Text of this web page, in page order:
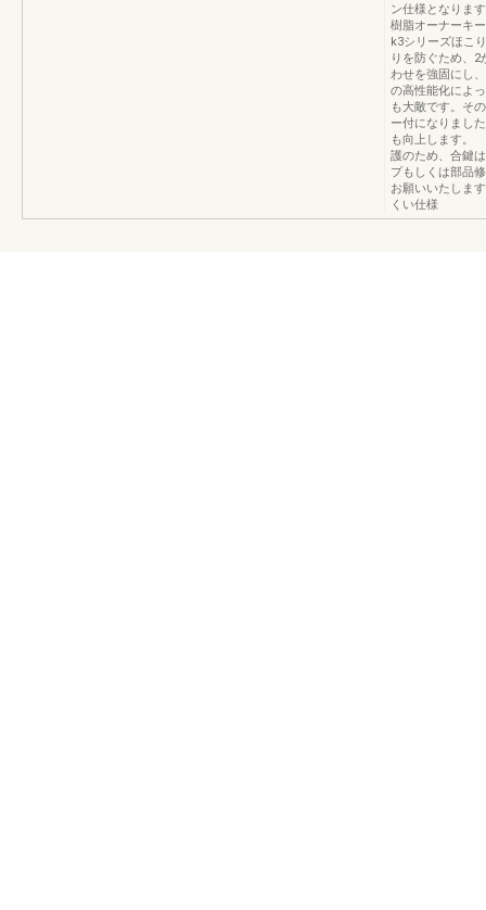
ン仕様となりま
樹脂オーナーキ
k3シリーズほこ
りを防ぐため、
わせを強固にし
の高性能化によ
も大敵です。そ
ー付になりまし
も向上します。
護のため、合鍵
プもしくは部品
お願いいたしま
くい仕様